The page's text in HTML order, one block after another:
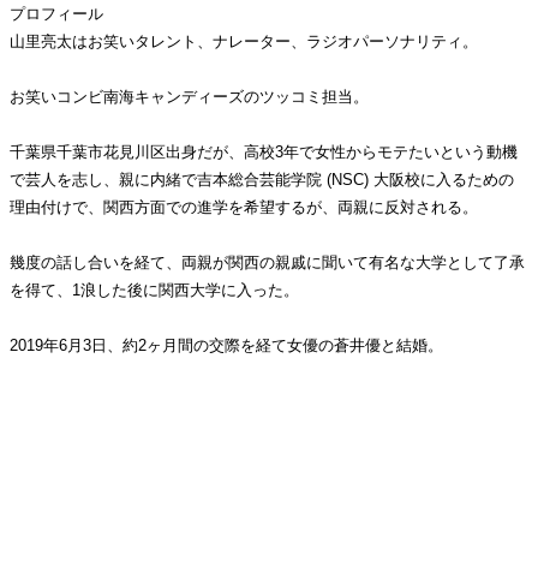
プロフィール
山里亮太はお笑いタレント、ナレーター、ラジオパーソナリティ。
お笑いコンビ南海キャンディーズのツッコミ担当。
千葉県千葉市花見川区出身だが、高校3年で女性からモテたいという動機
で芸人を志し、親に内緒で吉本総合芸能学院 (NSC) 大阪校に入るための
理由付けで、関西方面での進学を希望するが、両親に反対される。
幾度の話し合いを経て、両親が関西の親戚に聞いて有名な大学として了承
を得て、1浪した後に関西大学に入った。
2019年6月3日、約2ヶ月間の交際を経て女優の蒼井優と結婚。